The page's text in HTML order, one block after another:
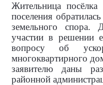
Жительница
поселения
земельного спора.
участии в решении
вопросу об
многоквартирного
заявителю даны
районной